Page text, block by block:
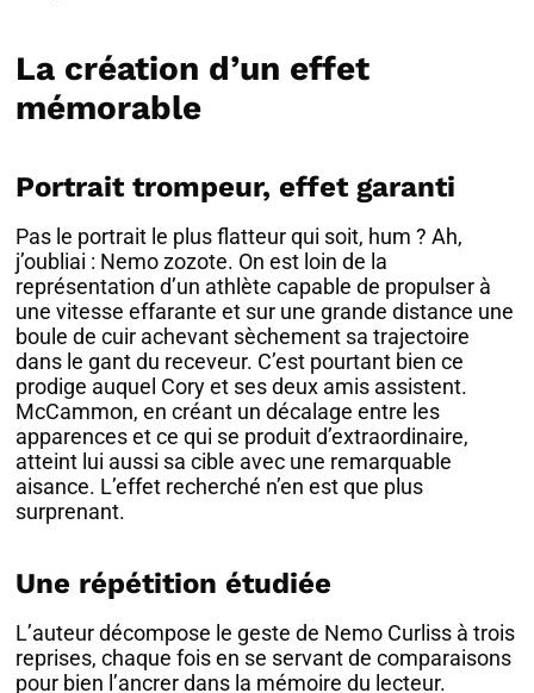
La création d’un effet
mémorable
Portrait trompeur, effet garanti
Pas le portrait le plus flatteur qui soit, hum ? Ah,
j’oubliai : Nemo zozote. On est loin de la
représentation d’un athlète capable de propulser à
une vitesse effarante et sur une grande distance une
boule de cuir achevant sèchement sa trajectoire
dans le gant du receveur. C’est pourtant bien ce
prodige auquel Cory et ses deux amis assistent.
McCammon, en créant un décalage entre les
apparences et ce qui se produit d’extraordinaire,
atteint lui aussi sa cible avec une remarquable
aisance. L’effet recherché n’en est que plus
surprenant.
Une répétition étudiée
L’auteur décompose le geste de Nemo Curliss à trois
reprises, chaque fois en se servant de comparaisons
pour bien l’ancrer dans la mémoire du lecteur.